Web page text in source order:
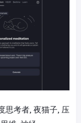
思考者, 夜猫子, 压